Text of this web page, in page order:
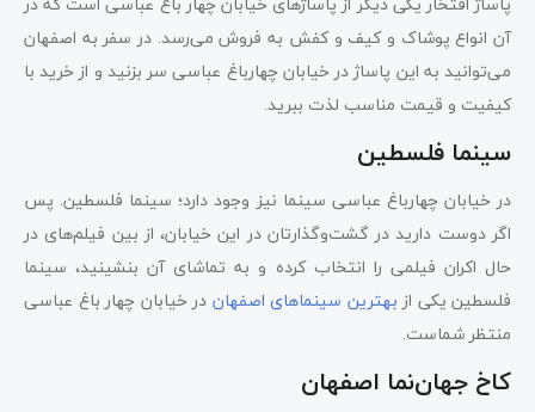
آن انواع پوشاک و کیف و کفش به فروش می‌رسد. در سفر به اصفهان
می‌توانید به این پاساژ در خیابان چهارباغ عباسی سر بزنید و از خرید با
کیفیت و قیمت مناسب لذت ببرید.
سینما فلسطین
در خیابان چهارباغ عباسی سینما نیز وجود دارد؛ سینما فلسطین. پس
اگر دوست دارید در گشت‌وگذارتان در این خیابان، از بین فیلم‌های در
حال اکران فیلمی را انتخاب کرده و به تماشای آن بنشینید، سینما
فلسطین یکی از بهترین سینماهای اصفهان در خیابان چهار باغ عباسی
منتظر شماست.
کاخ جهان‌نما اصفهان